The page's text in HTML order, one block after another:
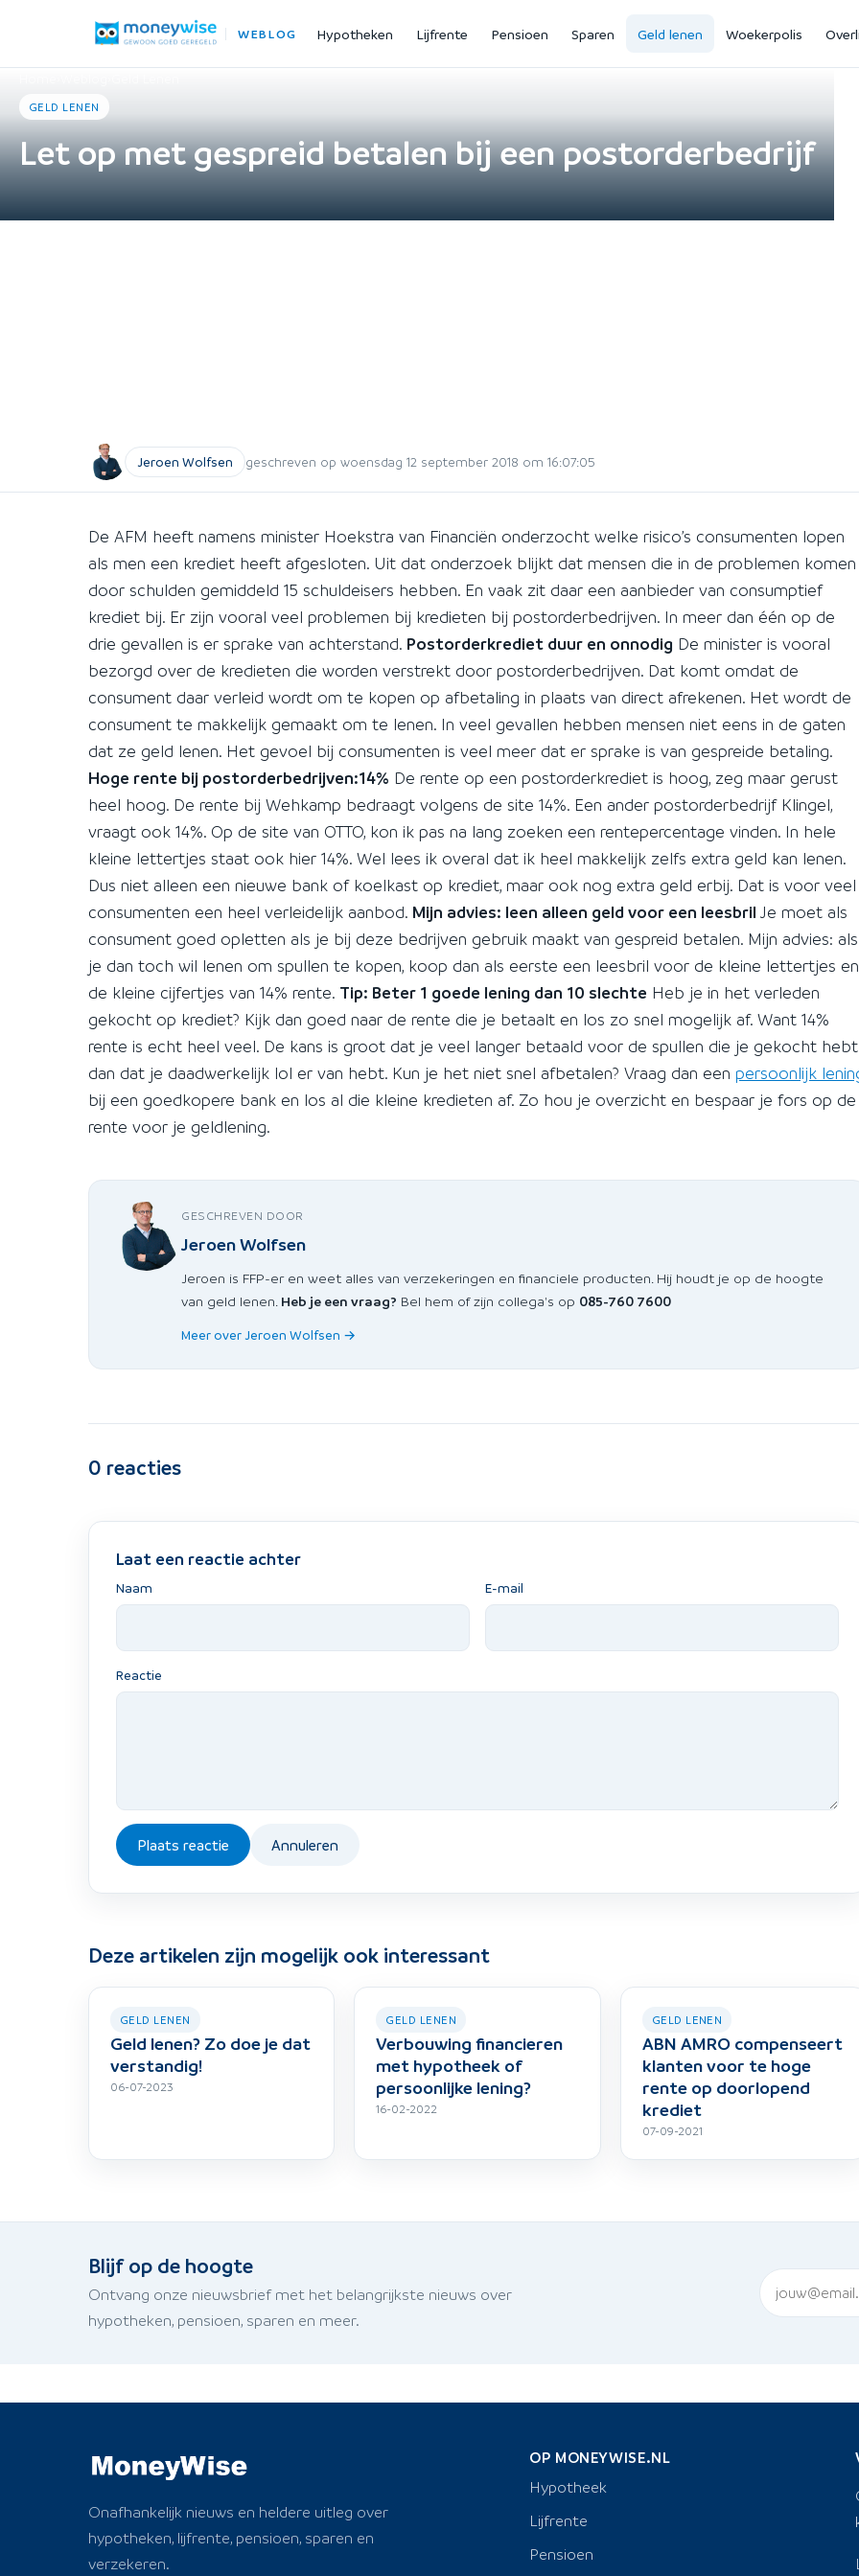
WEBLOG Hypotheken Lijfrente Pensioen Sparen Geld lenen Woekerpolis
GELD LENEN
Let op met gespreid betalen bij een postorderbedrijf
Jeroen Wolfsen geschreven op woensdag 12 september 2018 om 16:07:05
De AFM heeft namens minister Hoekstra van Financiën onderzocht welke risico’s consumenten lopen
als men een krediet heeft afgesloten. Uit dat onderzoek blijkt dat mensen die in de problemen komen
door schulden gemiddeld 15 schuldeisers hebben. En vaak zit daar een aanbieder van consumptief
krediet bij. Er zijn vooral veel problemen bij kredieten bij postorderbedrijven. In meer dan één op de
drie gevallen is er sprake van achterstand. Postorderkrediet duur en onnodig De minister is vooral
bezorgd over de kredieten die worden verstrekt door postorderbedrijven. Dat komt omdat de
consument daar verleid wordt om te kopen op afbetaling in plaats van direct afrekenen. Het wordt de
consument te makkelijk gemaakt om te lenen. In veel gevallen hebben mensen niet eens in de gaten
dat ze geld lenen. Het gevoel bij consumenten is veel meer dat er sprake is van gespreide betaling.
Hoge rente bij postorderbedrijven:14% De rente op een postorderkrediet is hoog, zeg maar gerust
heel hoog. De rente bij Wehkamp bedraagt volgens de site 14%. Een ander postorderbedrijf Klingel,
vraagt ook 14%. Op de site van OTTO, kon ik pas na lang zoeken een rentepercentage vinden. In hele
kleine lettertjes staat ook hier 14%. Wel lees ik overal dat ik heel makkelijk zelfs extra geld kan lenen.
Dus niet alleen een nieuwe bank of koelkast op krediet, maar ook nog extra geld erbij. Dat is voor veel
consumenten een heel verleidelijk aanbod. Mijn advies: leen alleen geld voor een leesbril Je moet als
consument goed opletten als je bij deze bedrijven gebruik maakt van gespreid betalen. Mijn advies: als
je dan toch wil lenen om spullen te kopen, koop dan als eerste een leesbril voor de kleine lettertjes en
de kleine cijfertjes van 14% rente. Tip: Beter 1 goede lening dan 10 slechte Heb je in het verleden
gekocht op krediet? Kijk dan goed naar de rente die je betaalt en los zo snel mogelijk af. Want 14%
rente is echt heel veel. De kans is groot dat je veel langer betaald voor de spullen die je gekocht hebt
dan dat je daadwerkelijk lol er van hebt. Kun je het niet snel afbetalen? Vraag dan een persoonlijk
bij een goedkopere bank en los al die kleine kredieten af. Zo hou je overzicht en bespaar je fors op de
rente voor je geldlening.
GESCHREVEN DOOR
Jeroen Wolfsen
Jeroen is FFP-er en weet alles van verzekeringen en financiele producten. Hij houdt je op de hoogte
van geld lenen. Heb je een vraag? Bel hem of zijn collega's op 085-760 7600
Meer over Jeroen Wolfsen →
0 reacties
Laat een reactie achter
Naam E-mail
Reactie
Plaats reactie Annuleren
Deze artikelen zijn mogelijk ook interessant
GELD LENEN
Geld lenen? Zo doe je dat
verstandig!
06-07-2023
GELD LENEN
Verbouwing financieren
met hypotheek of
persoonlijke lening?
16-02-2022
GELD LENEN
ABN AMRO compenseert
klanten voor te hoge
rente op doorlopend
krediet
07-09-2021
Blijf op de hoogte
Ontvang onze nieuwsbrief met het belangrijkste nieuws over
hypotheken, pensioen, sparen en meer.
Onafhankelijk nieuws en heldere uitleg over
hypotheken, lijfrente, pensioen, sparen en
verzekeren.
OP MONEYWISE.NL
Hypotheek
Lijfrente
Pensioen